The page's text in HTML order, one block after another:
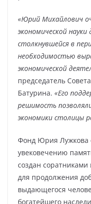
«Юрий Михайлович
экономической
столкнувшейся в
необходимостью
экономической
председатель
Батурина. «Его
решимость
экономики столицы
Фонд Юрия Лужкова
увековечению
создан
для продолжения
выдающегося
богатейшего